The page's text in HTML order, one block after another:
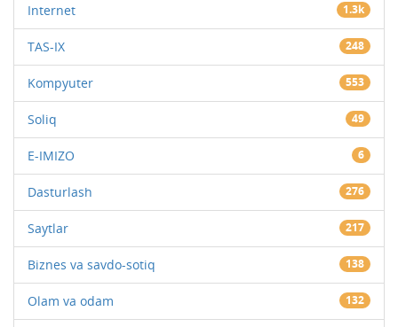
Internet 1.3k
TAS-IX 248
Kompyuter 553
Soliq 49
E-IMIZO 6
Dasturlash 276
Saytlar 217
Biznes va savdo-sotiq 138
Olam va odam 132